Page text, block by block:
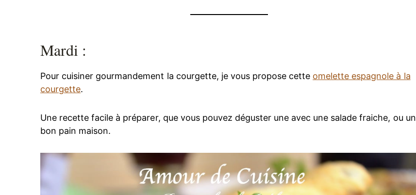
Mardi :
Pour cuisiner gourmandement la courgette, je vous propose cette omelette espagnole à la
courgette.
Une recette facile à préparer, que vous pouvez déguster une avec une salade fraiche, ou un
bon pain maison.